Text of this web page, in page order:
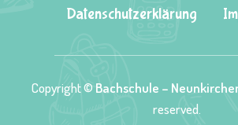
Datenschutzerklärung
Copyright © Bachschule –
reserved.